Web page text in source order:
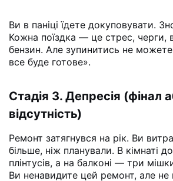
Ви в паніці їдете докуповувати.
Кожна поїздка — це стрес, черги,
бензин. Але зупинитись не
все буде готове».
Стадія 3. Депресія (фінал
відсутність)
Ремонт затягнувся на рік. Ви
більше, ніж планували. В кімнаті
плінтусів, а на балконі — три
Ви ненавидите цей ремонт, але